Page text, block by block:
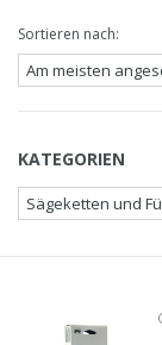
Sortieren nach:
KATEGORIEN